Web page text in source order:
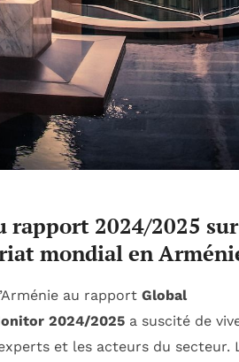
rapport 2024/2025 sur
mondial en
au rapport Global
2024/2025 a suscité de
et les acteurs du secteur.